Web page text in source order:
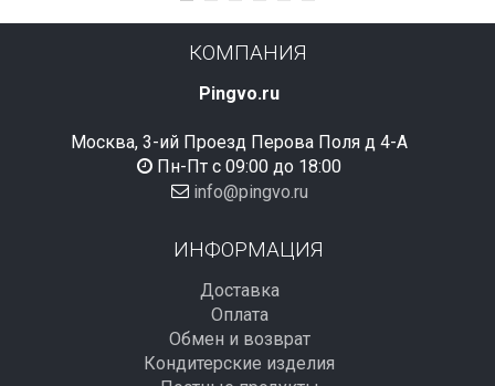
КОМПАНИЯ
Pingvo.ru
Москва, 3-ий Проезд Перова Поля д 4-А
Пн-Пт с 09:00 до 18:00
info@pingvo.ru
ИНФОРМАЦИЯ
Доставка
Оплата
Обмен и возврат
Кондитерские изделия